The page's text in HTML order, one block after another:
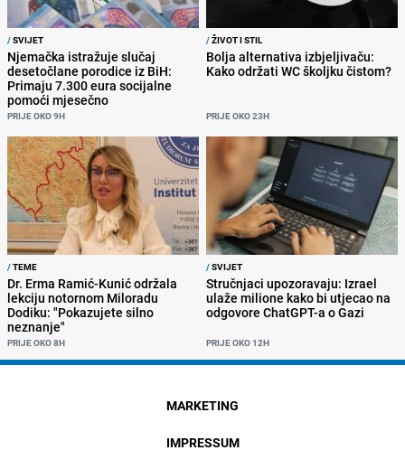
/SVIJET
Njemačka istražuje slučaj
desetočlane porodice iz BiH:
Primaju 7.300 eura socijalne
pomoći mjesečno
PRIJE OKO 9H
/ŽIVOT I STIL
Bolja alternativa izbjeljivaču:
Kako održati WC školjku čistom?
PRIJE OKO 23H
/TEME
Dr. Erma Ramić-Kunić održala
lekciju notornom Miloradu
Dodiku: "Pokazujete silno
neznanje"
PRIJE OKO 8H
/SVIJET
Stručnjaci upozoravaju: Izrael
ulaže milione kako bi utjecao na
odgovore ChatGPT-a o Gazi
PRIJE OKO 12H
MARKETING
IMPRESSUM